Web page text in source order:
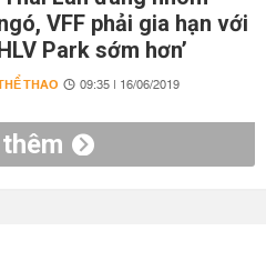
VFF phải gia hạn với
Park sớm hơn’
THAO 09:35 | 16/06/2019